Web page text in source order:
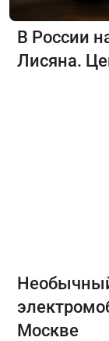
В России
Лисяна.
Москве